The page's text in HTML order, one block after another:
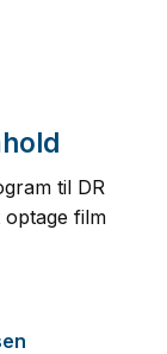
til DR
film